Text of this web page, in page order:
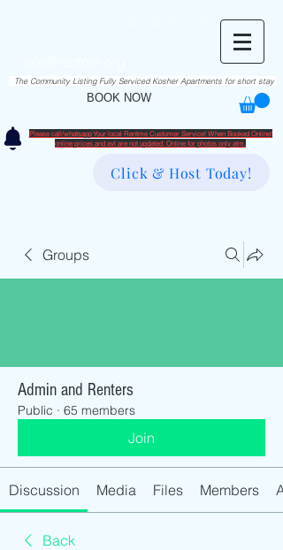
BOOK NOW
The Community Listing Fully Serviced Kosher Apartments for short stay
Please call/whatsapp Your local Rentme Customer Service! When Booked Online!
​online prices and avl are not updated. Online for photos only atm.
Click & Host Today!
Groups
Admin and Renters
Public · 65 members
Join
Discussion Media Files Members
Back